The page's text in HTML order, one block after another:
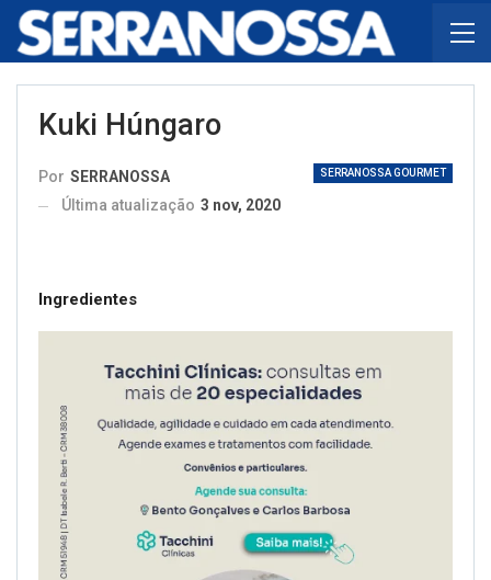
Kuki Húngaro
SERRANOSSA GOURMET
Por SERRANOSSA
Última atualização 3 nov, 2020
Ingredientes